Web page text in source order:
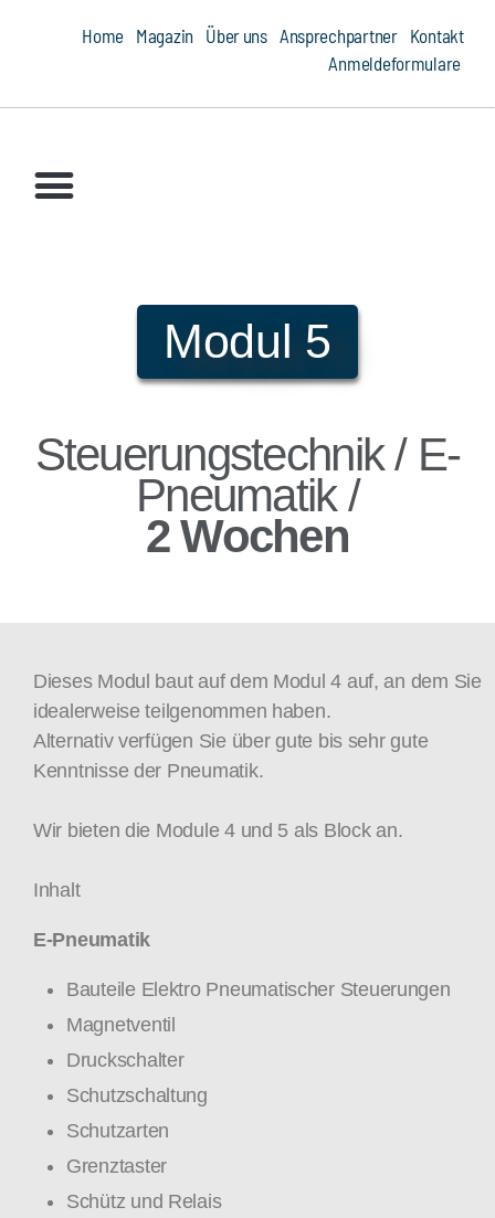
Home Magazin Über uns Ansprechpartner
Kontakt
Anmeldeformulare
Modul 5
Steuerungstechnik / E-
Pneumatik /
2 Wochen
Dieses Modul baut auf dem Modul 4 auf, an dem Sie
idealerweise teilgenommen haben.
Alternativ verfügen Sie über gute bis sehr gute
Kenntnisse der Pneumatik.
Wir bieten die Module 4 und 5 als Block an.
Inhalt
E-Pneumatik
Bauteile Elektro Pneumatischer Steuerungen
Magnetventil
Druckschalter
Schutzschaltung
Schutzarten
Grenztaster
Schütz und Relais